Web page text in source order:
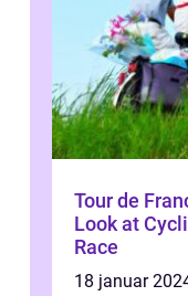
Tour de
Look at
Race
18 januar